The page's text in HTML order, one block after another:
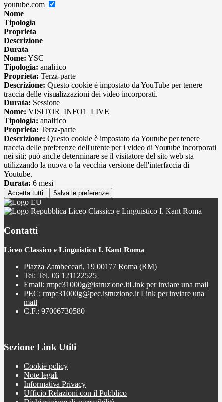
youtube.com
Nome
Tipologia
Proprieta
Descrizione
Durata
Nome: YSC
Tipologia: analitico
Proprieta: Terza-parte
Descrizione: Questo cookie è impostato da YouTube per tenere
traccia delle visualizzazioni dei video incorporati.
Durata: Sessione
Nome: VISITOR_INFO1_LIVE
Tipologia: analitico
Proprieta: Terza-parte
Descrizione: Questo cookie è impostato da Youtube per tenere
traccia delle preferenze dell'utente per i video di Youtube incorporati
nei siti; può anche determinare se il visitatore del sito web sta
utilizzando la nuova o la vecchia versione dell'interfaccia di
Youtube.
Durata: 6 mesi
Accetta tutti Salva le preferenze
Liceo Classico e Linguistico I. Kant Roma
Contatti
Liceo Classico e Linguistico I. Kant Roma
Piazza Zambeccari, 19 00177 Roma (RM)
Tel: Tel. 06 121122525
Email: rmpc31000g@istruzione.itLink per inviare una mail
PEC: rmpc31000g@pec.istruzione.it Link per inviare una
mail
C.F.: 97006730580
Sezione Link Utili
Cookie policy
Note legali
Informativa Privacy
Ufficio Relazioni con il Pubblico